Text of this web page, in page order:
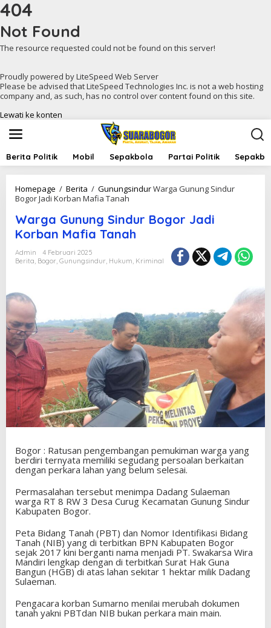
404
Not Found
The resource requested could not be found on this server!
Proudly powered by LiteSpeed Web Server
Please be advised that LiteSpeed Technologies Inc. is not a web hosting
company and, as such, has no control over content found on this site.
Lewati ke konten
Berita Politik Mobil Sepakbola Partai Politik
Homepage / Berita / GunungsindurWarga Gunung Sindur
Bogor Jadi Korban Mafia Tanah
Warga Gunung Sindur Bogor Jadi
Korban Mafia Tanah
Admin
4 Februari 2025
Berita, Bogor, Gunungsindur, Hukum, Kriminal
Bogor : Ratusan pengembangan pemukiman warga yang
berdiri ternyata memiliki segudang persoalan berkaitan
dengan perkara lahan yang belum selesai.
Permasalahan tersebut menimpa Dadang Sulaeman
warga RT 8 RW 3 Desa Curug Kecamatan Gunung Sindur
Kabupaten Bogor.
Peta Bidang Tanah (PBT) dan Nomor Identifikasi Bidang
Tanah (NIB) yang di terbitkan BPN Kabupaten Bogor
sejak 2017 kini berganti nama menjadi PT. Swakarsa Wira
Mandiri lengkap dengan di terbitkan Surat Hak Guna
Bangun (HGB) di atas lahan sekitar 1 hektar milik Dadang
Sulaeman.
Pengacara korban Sumarno menilai merubah dokumen
tanah yakni PBTdan NIB bukan perkara main main.